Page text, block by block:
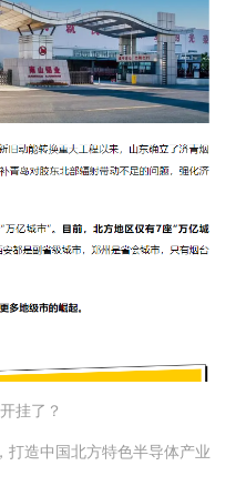
挂了？
打造中国北方特色半导体产业